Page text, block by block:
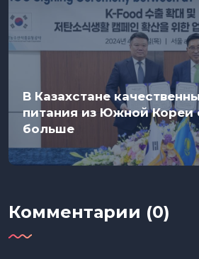
В Казахстане
питания из Южной Кореи
больше
Комментарии (0)